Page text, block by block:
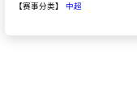
【赛事分类】 中超